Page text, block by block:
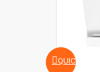
QUICKVIEW